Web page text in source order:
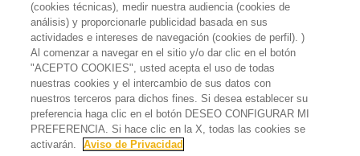
Ver disponibles
(cookies técnicas), medir nuestra audiencia (cookies de
análisis) y proporcionarle publicidad basada en sus
actividades e intereses de navegación (cookies de perfil). )
Al comenzar a navegar en el sitio y/o dar clic en el botón
"ACEPTO COOKIES", usted acepta el uso de todas
nuestras cookies y el intercambio de sus datos con
nuestros terceros para dichos fines. Si desea establecer su
preferencia haga clic en el botón DESEO CONFIGURAR MI
PREFERENCIA. Si hace clic en la X, todas las cookies se
activarán.
Aviso de Privacidad